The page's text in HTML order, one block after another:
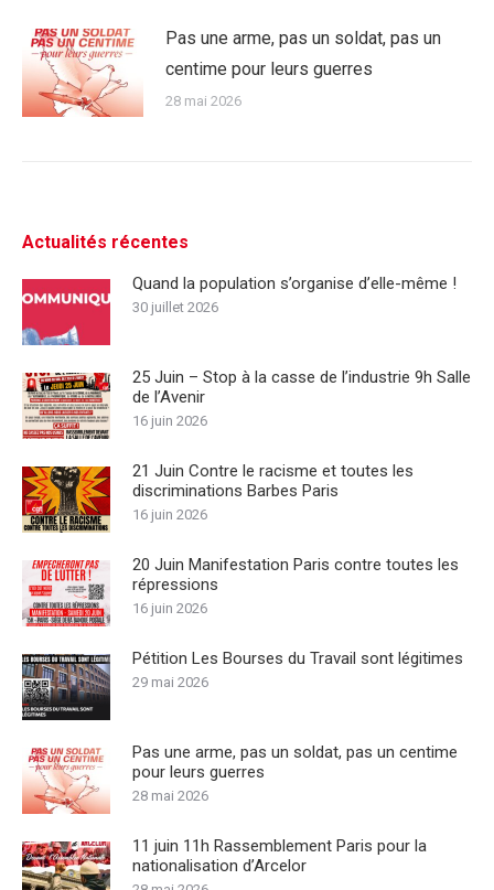
Pas une arme, pas un soldat, pas un
centime pour leurs guerres
28 mai 2026
Actualités récentes
Quand la population s’organise d’elle-même !
30 juillet 2026
25 Juin – Stop à la casse de l’industrie 9h Salle
de l’Avenir
16 juin 2026
21 Juin Contre le racisme et toutes les
discriminations Barbes Paris
16 juin 2026
20 Juin Manifestation Paris contre toutes les
répressions
16 juin 2026
Pétition Les Bourses du Travail sont légitimes
29 mai 2026
Pas une arme, pas un soldat, pas un centime
pour leurs guerres
28 mai 2026
11 juin 11h Rassemblement Paris pour la
nationalisation d’Arcelor